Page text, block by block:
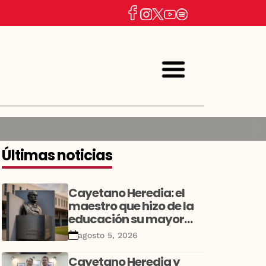
Últimas noticias
Cayetano Heredia: el
maestro que hizo de la
educación su mayor
legado
agosto 5, 2026
Cayetano Heredia y